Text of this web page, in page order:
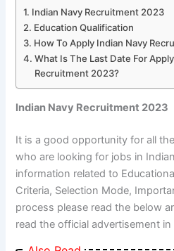
Indian Navy Recruitment 2023
Education Qualification
How To Apply Indian Navy
What Is The Last Date For
Recruitment 2023?
Indian Navy Recruitment 2023
It is a good opportunity for all
who are looking for jobs in
information related to
Criteria, Selection Mode,
process please read the below
read the official advertisement